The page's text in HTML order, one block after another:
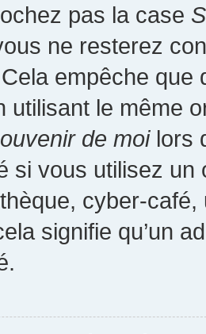
pas la case
ne resterez
empêche que
utilisant le même
de moilors
si vous utilisez
cyber-
signifie qu’un